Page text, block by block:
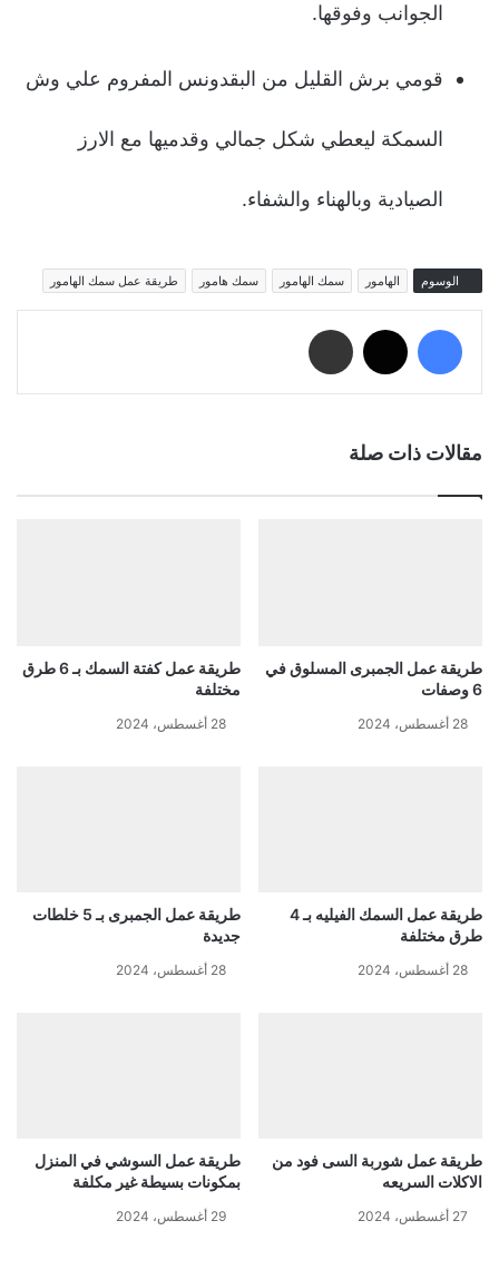
الجوانب وفوقها.
قومي برش القليل من البقدونس المفروم علي وش
السمكة ليعطي شكل جمالي وقدميها مع الارز
الصيادية وبالهناء والشفاء.
الوسوم الهامور سمك الهامور سمك هامور طريقة عمل سمك الهامور
فيسبوك
مقالات ذات صلة
طريقة عمل الجمبرى المسلوق في
6 وصفات
28 أغسطس، 2024
طريقة عمل كفتة السمك بـ 6 طرق
مختلفة
28 أغسطس، 2024
طريقة عمل السمك الفيليه بـ 4
طرق مختلفة
28 أغسطس، 2024
طريقة عمل الجمبرى بـ 5 خلطات
جديدة
28 أغسطس، 2024
طريقة عمل شوربة السى فود من
الاكلات السريعه
27 أغسطس، 2024
طريقة عمل السوشي في المنزل
بمكونات بسيطة غير مكلفة
29 أغسطس، 2024